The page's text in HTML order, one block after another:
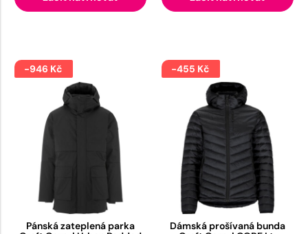
-946 Kč
Pánská zateplená parka
-455 Kč
Dámská prošívaná bunda